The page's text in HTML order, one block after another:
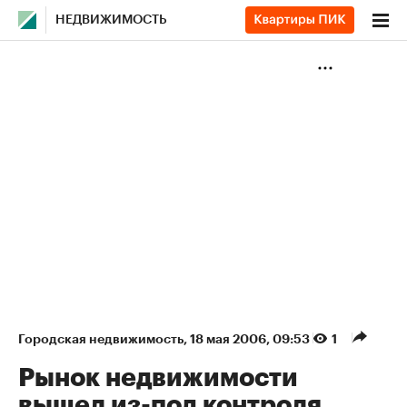
НЕДВИЖИМОСТЬ
Городская недвижимость⁠, 18 мая 2006, 09:53 1
Рынок недвижимости